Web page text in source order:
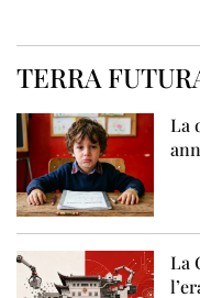
TERRA
La
La